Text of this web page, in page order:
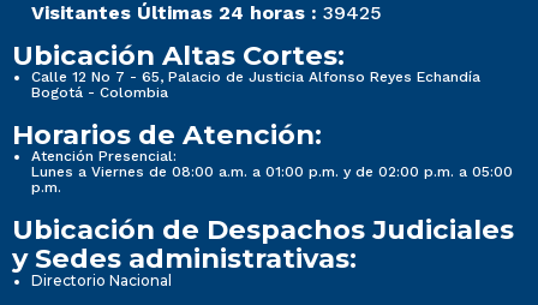
Visitantes Últimas 24 horas : 39425
Ubicación Altas Cortes:
Calle 12 No 7 - 65, Palacio de Justicia Alfonso Reyes Echandía
Bogotá - Colombia
Horarios de Atención:
Atención Presencial:
Lunes a Viernes de 08:00 a.m. a 01:00 p.m. y de 02:00 p.m. a 05:00
p.m.
Ubicación de Despachos Judiciales
y Sedes administrativas:
Directorio Nacional